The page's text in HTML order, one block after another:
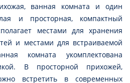
ванная комната и один
и просторная, компактный
местами для хранения
и местами для встраиваемой
комната укомплектована
В просторной прихожей,
встретить в современных